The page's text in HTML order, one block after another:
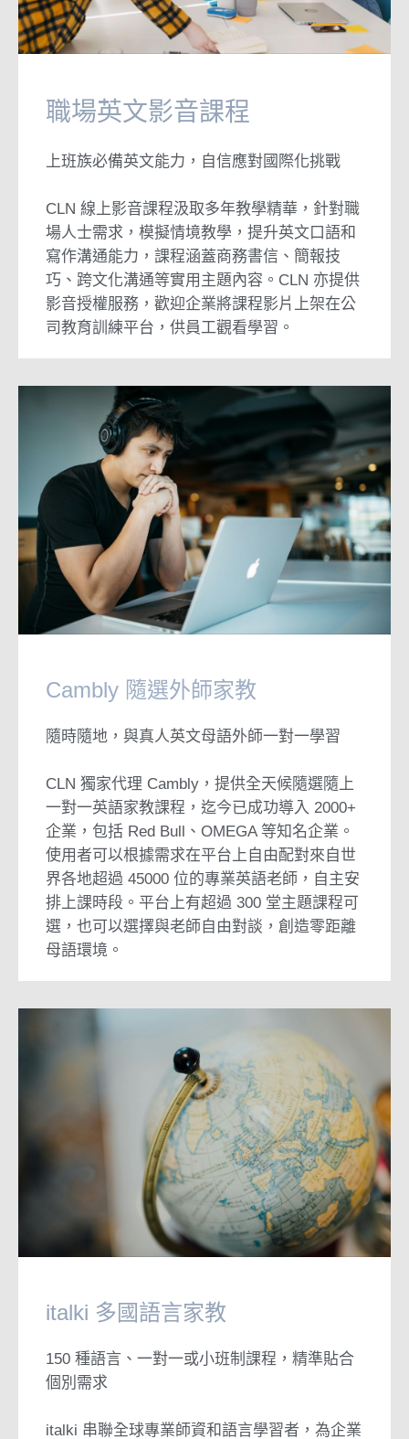
職場英文影音課程
上班族必備英文能力，自信應對國際化挑戰
CLN 線上影音課程汲取多年教學精華，針對職
場人士需求，模擬情境教學，提升英文口語和
寫作溝通能力，課程涵蓋商務書信、簡報技
巧、跨文化溝通等實用主題內容。CLN 亦提供
影音授權服務，歡迎企業將課程影片上架在公
司教育訓練平台，供員工觀看學習。
Cambly 隨選外師家教
隨時隨地，與真人英文母語外師一對一學習
CLN 獨家代理 Cambly，提供全天候隨選隨上
一對一英語家教課程，迄今已成功導入 2000+
企業，包括 Red Bull、OMEGA 等知名企業。
使用者可以根據需求在平台上自由配對來自世
界各地超過 45000 位的專業英語老師，自主安
排上課時段。平台上有超過 300 堂主題課程可
選，也可以選擇與老師自由對談，創造零距離
母語環境。
italki 多國語言家教
150 種語言、一對一或小班制課程，精準貼合
個別需求
italki 串聯全球專業師資和語言學習者，為企業